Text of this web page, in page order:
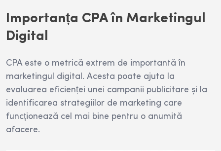
Importanța CPA în Marketingul
Digital
CPA este o metrică extrem de importantă în
marketingul digital. Acesta poate ajuta la
evaluarea eficienței unei campanii publicitare și la
identificarea strategiilor de marketing care
funcționează cel mai bine pentru o anumită
afacere.